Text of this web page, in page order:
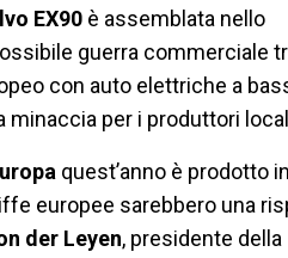
EX90 è assemblata nello
guerra commerciale
con auto elettriche a
minaccia per i produttori
quest’anno è prodotto in
europee sarebbero una
der Leyen, presidente della